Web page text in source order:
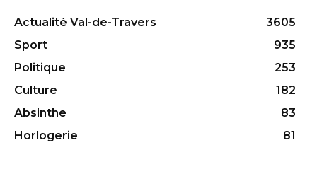
Actualité Val-de-Travers
3605
Sport
935
Politique
253
Culture
182
Absinthe
83
Horlogerie
81